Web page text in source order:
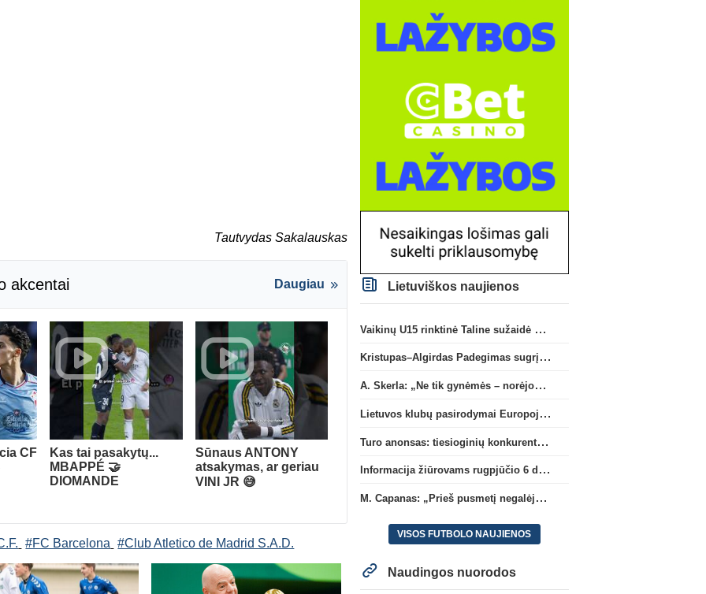
Tautvydas Sakalauskas
akcentai Daugiau
CF
Kas tai pasakytų...
MBAPPÉ 🤝
DIOMANDE
Sūnaus ANTONY
atsakymas, ar geriau
VINI JR 😅
#FC Barcelona #Club Atletico de Madrid S.A.D.
Lietuviškos naujienos
Vaikinų U15 rinktinė Taline sužaidė pirmąsias kontrolines rungtynes
Kristupas–Algirdas Padegimas sugrįžta į FC „Hegelmann” B sudėtį
A. Skerla: „Ne tik gynėmės – norėjome atakuoti“
Lietuvos klubų pasirodymai Europoje: patirti pralaimėjimai Kroatijos atstovams
Turo anonsas: tiesioginių konkurentų dvikova Gargžduose
Informacija žiūrovams rugpjūčio 6 d. UEFA rungtynėms
M. Capanas: „Prieš pusmetį negalėjau net įsivaizduoti, kad žaisime prieš „Hajduk“
VISOS FUTBOLO NAUJIENOS
Naudingos nuorodos